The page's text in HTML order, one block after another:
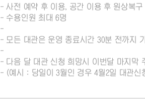
- 사전 예약 후 이용, 공간 이용 후 원상복구
- 수용인원 최대 6명
-
- 모든 대관은 운영 종료시간 30분 전까지
-
- 다음 달 대관 신청 희망시 이번달 마지막
- (예시 : 당일이 3월인 경우 4월2일 대관신